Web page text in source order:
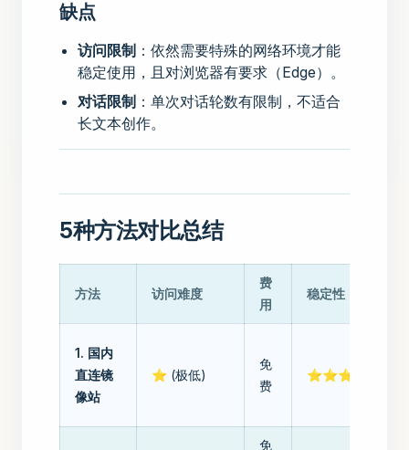
缺点
访问限制 ：依然需要特殊的网络环境才能
稳定使用，且对浏览器有要求（Edge）。
对话限制 ：单次对话轮数有限制，不适合
长文本创作。
5种方法对比总结
方法 访问难度
费
用
稳定性
1. 国内
直连镜
像站
⭐ (极低)
免
费
⭐⭐⭐⭐⭐
免